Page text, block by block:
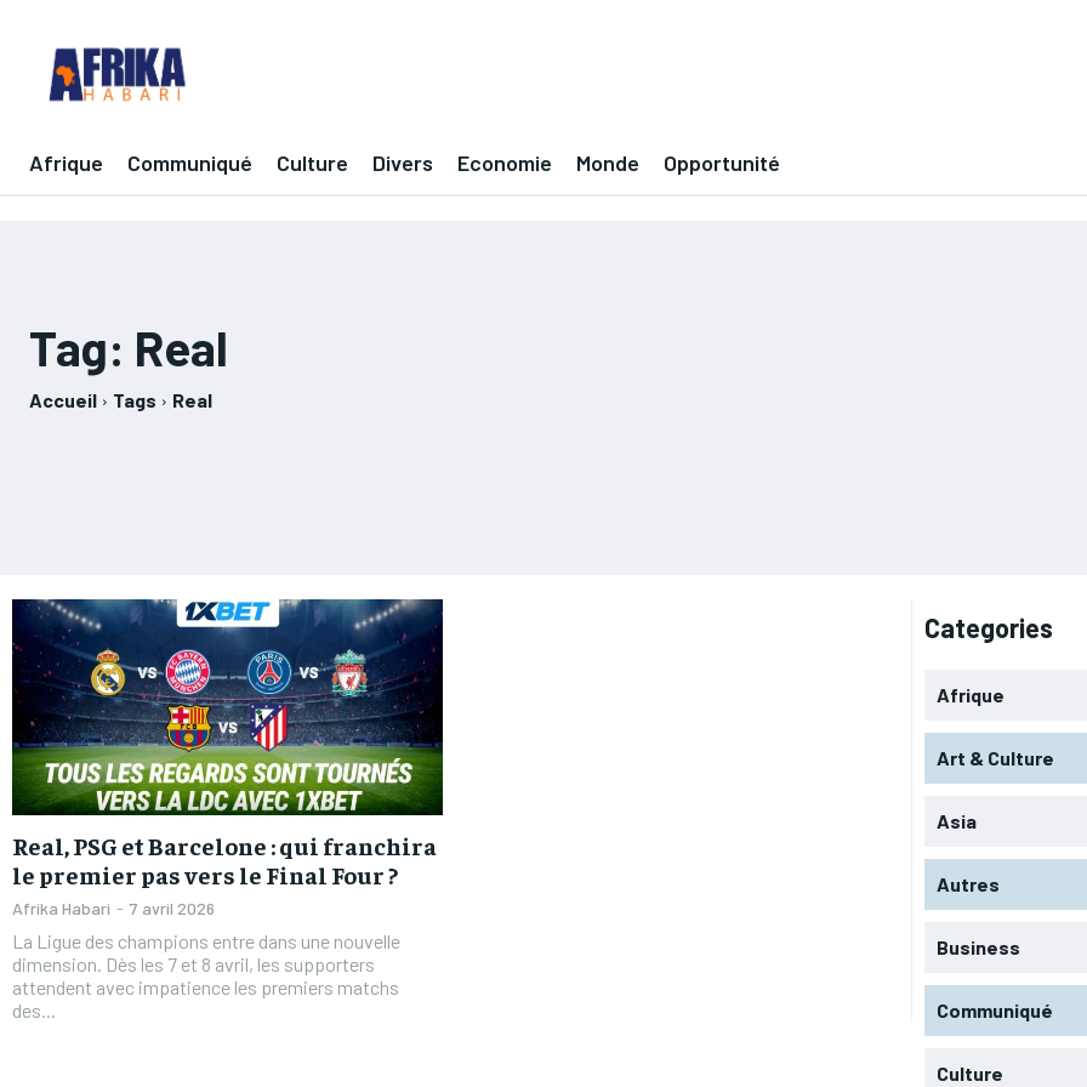
Afrique Communiqué Culture Divers Economie Monde Opportunité
Tag: Real
Accueil Tags Real
Real, PSG et Barcelone : qui franchira
le premier pas vers le Final Four ?
Afrika Habari - 7 avril 2026
La Ligue des champions entre dans une nouvelle
dimension. Dès les 7 et 8 avril, les supporters
attendent avec impatience les premiers matchs
des...
Categories
Afrique
Art & Culture
Asia
Autres
Business
Communiqué
Culture